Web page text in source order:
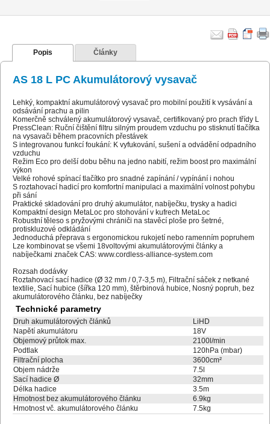
Popis Články
AS 18 L PC Akumulátorový vysavač
Lehký, kompaktní akumulátorový vysavač pro mobilní použití k vysávání a
odsávání prachu a pilin
Komerčně schválený akumulátorový vysavač, certifikovaný pro prach třídy L
PressClean: Ruční čištění filtru silným proudem vzduchu po stisknutí tlačítka
na vysavači během pracovních přestávek
S integrovanou funkcí foukání: K vyfukování, sušení a odvádění odpadního
vzduchu
Režim Eco pro delší dobu běhu na jedno nabití, režim boost pro maximální
výkon
Velké rohové spínací tlačítko pro snadné zapínání / vypínání i nohou
S roztahovací hadicí pro komfortní manipulaci a maximální volnost pohybu
při sání
Praktické skladování pro druhý akumulátor, nabíječku, trysky a hadici
Kompaktní design MetaLoc pro stohování v kufrech MetaLoc
Robustní těleso s pryžovými chrániči na stavěcí ploše pro šetrné,
protiskluzové odkládání
Jednoduchá přeprava s ergonomickou rukojetí nebo ramenním popruhem
Lze kombinovat se všemi 18voltovými akumulátorovými články a
nabíječkami značek CAS: www.cordless-alliance-system.com
Rozsah dodávky
Roztahovací sací hadice (Ø 32 mm / 0,7-3,5 m), Filtrační sáček z netkané
textilie, Sací hubice (šířka 120 mm), štěrbinová hubice, Nosný popruh, bez
akumulátorového článku, bez nabíječky
Technické parametry
Druh akumulátorových článků
LiHD
Napětí akumulátoru
18V
Objemový průtok max.
2100l/min
Podtlak
120hPa (mbar)
Filtrační plocha
3600cm²
Objem nádrže
7.5l
Sací hadice Ø
32mm
Délka hadice
3.5m
Hmotnost bez akumulátorového článku
6.9kg
Hmotnost vč. akumulátorového článku
7.5kg